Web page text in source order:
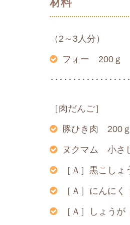
（2～3人分）
フォー 200ｇ
･･････････････････
［肉だんご］
豚ひき肉 200ｇ
ヌクマム 小さ
［Ａ］黒こし
［Ａ］にんに
［Ａ］しょう